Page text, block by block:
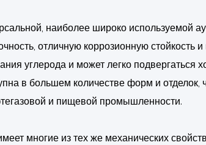
наиболее широко используемой
отличную коррозионную
углерода и может легко подвергаться
в большем количестве форм и
и пищевой промышленности.
многие из тех же механических